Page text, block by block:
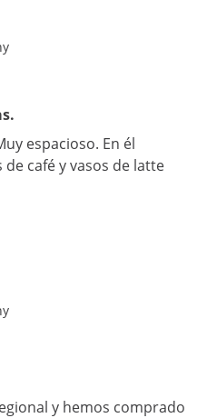
espacioso. En él
café y vasos de latte
y hemos comprado